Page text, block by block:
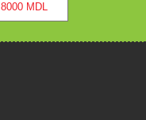
8000 MDL